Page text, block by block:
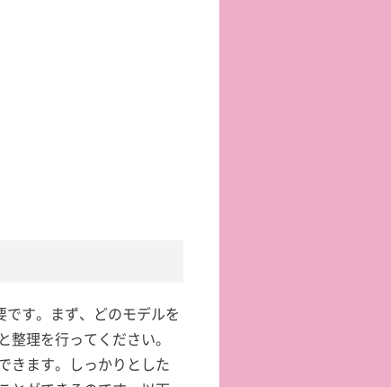
す。まず、どのモデルを
理を行ってください。
きます。しっかりとした